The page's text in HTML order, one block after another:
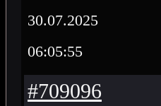
30.07.2025
06:05:55
#709096